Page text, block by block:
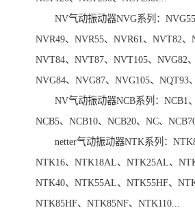
NV气动振动器NVG系列：NVG55
NVR49、NVR55、NVR61、NVT82、
NVT84、NVT87、NVT105、NVG82、
NVG84、NVG87、NVG105、NQT93
NV气动振动器NCB系列：NCB1、
NCB5、NCB10、NCB20、NC、
netter气动振动器NTK系列：
NTK16、NTK18AL、NTK25AL、
NTK40、NTK55AL、NTK55HF、
NTK85HF、NTK85NF、NTK110...